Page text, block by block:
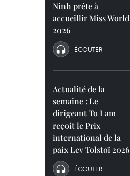
Ninh prête à
accueillir Miss World
2026
ÉCOUTER
Actualité de la
semaine : Le
dirigeant To Lam
reçoit le Prix
international de la
paix Lev Tolstoï 2026
ÉCOUTER